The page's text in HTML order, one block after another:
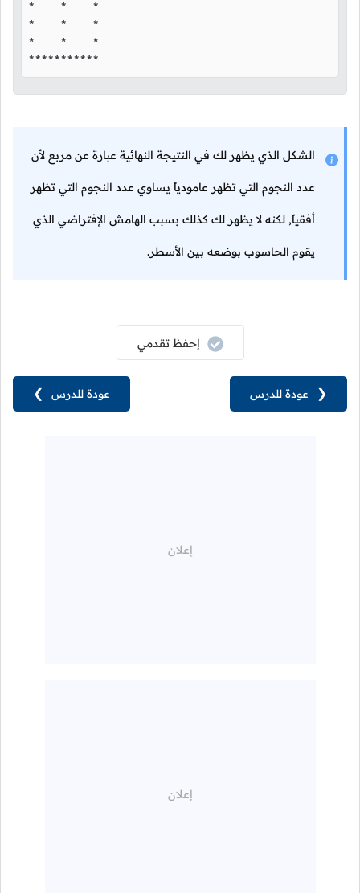
*    *    *
*    *    *
*    *    *
***********
الشكل الذي يظهر لك في النتيجة النهائية عبارة عن مربع لأن
عدد النجوم التي تظهر عامودياً يساوي عدد النجوم التي تظهر
أفقياً, لكنه لا يظهر لك كذلك بسبب الهامش الإفتراضي الذي
يقوم الحاسوب بوضعه بين الأسطر.
عودة للدرس ❯
إحفظ تقدمي
❮ عودة للدرس